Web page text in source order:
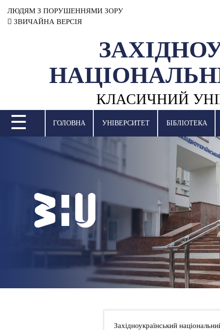
ЛЮДЯМ З ПОРУШЕННЯМИ ЗОРУ
ЗВИЧАЙНА ВЕРСІЯ
КЛАСИЧНИЙ
НАУКОВА ДІЯЛЬНІСТЬ
МІЖНАРОДНА ДІЯЛЬНІСТЬ
ВСТУПНА КАМПАНІЯ
БІБЛІОТЕКА
НОВИНИ
☰ ГОЛОВНА УНІВЕРСИТЕТ БІБЛІОТЕКА
Західноукраїнський